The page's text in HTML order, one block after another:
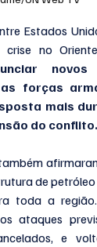
Estados
no
forças
mais
do conflito.
de
toda a
ataques
e